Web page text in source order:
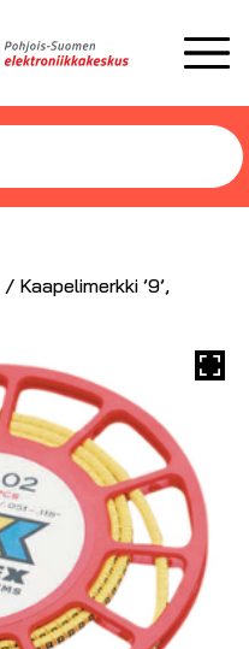
/ Kaapelimerkki ’9’,